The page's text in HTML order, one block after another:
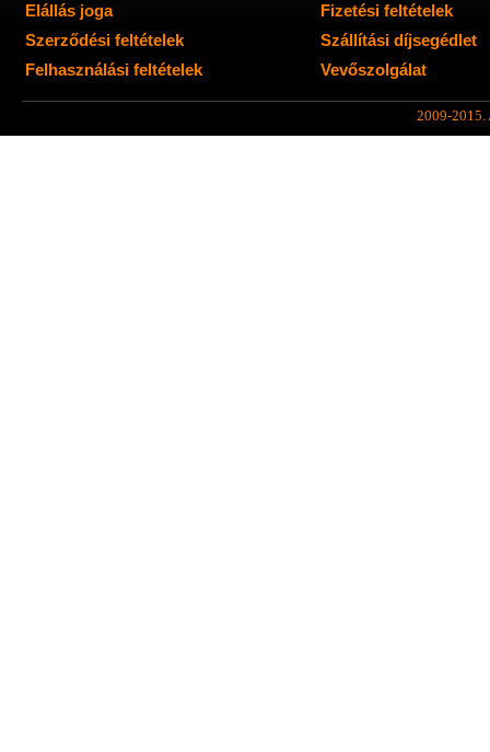
Elállás joga
Fizetési feltételek
Szerződési feltételek
Szállítási díjsegédlet
Felhasználási feltételek
Vevőszolgálat
2009-2015.